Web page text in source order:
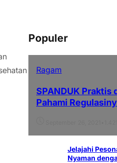
Populer
Ragam
SPANDUK Praktis
Pahami
Jelajahi
Nyaman